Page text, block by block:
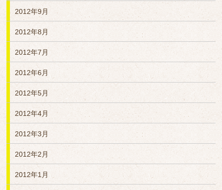
2012年9月
2012年8月
2012年7月
2012年6月
2012年5月
2012年4月
2012年3月
2012年2月
2012年1月